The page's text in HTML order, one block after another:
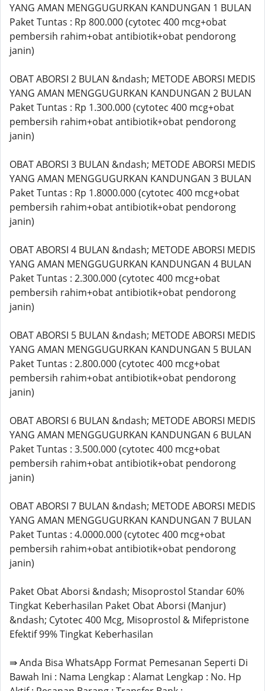
YANG AMAN MENGGUGURKAN KANDUNGAN 1 BULAN
Paket Tuntas : Rp 800.000 (cytotec 400 mcg+obat
pembersih rahim+obat antibiotik+obat pendorong
janin)
OBAT ABORSI 2 BULAN &ndash; METODE ABORSI MEDIS
YANG AMAN MENGGUGURKAN KANDUNGAN 2 BULAN
Paket Tuntas : Rp 1.300.000 (cytotec 400 mcg+obat
pembersih rahim+obat antibiotik+obat pendorong
janin)
OBAT ABORSI 3 BULAN &ndash; METODE ABORSI MEDIS
YANG AMAN MENGGUGURKAN KANDUNGAN 3 BULAN
Paket Tuntas : Rp 1.8000.000 (cytotec 400 mcg+obat
pembersih rahim+obat antibiotik+obat pendorong
janin)
OBAT ABORSI 4 BULAN &ndash; METODE ABORSI MEDIS
YANG AMAN MENGGUGURKAN KANDUNGAN 4 BULAN
Paket Tuntas : 2.300.000 (cytotec 400 mcg+obat
pembersih rahim+obat antibiotik+obat pendorong
janin)
OBAT ABORSI 5 BULAN &ndash; METODE ABORSI MEDIS
YANG AMAN MENGGUGURKAN KANDUNGAN 5 BULAN
Paket Tuntas : 2.800.000 (cytotec 400 mcg+obat
pembersih rahim+obat antibiotik+obat pendorong
janin)
OBAT ABORSI 6 BULAN &ndash; METODE ABORSI MEDIS
YANG AMAN MENGGUGURKAN KANDUNGAN 6 BULAN
Paket Tuntas : 3.500.000 (cytotec 400 mcg+obat
pembersih rahim+obat antibiotik+obat pendorong
janin)
OBAT ABORSI 7 BULAN &ndash; METODE ABORSI MEDIS
YANG AMAN MENGGUGURKAN KANDUNGAN 7 BULAN
Paket Tuntas : 4.0000.000 (cytotec 400 mcg+obat
pembersih rahim+obat antibiotik+obat pendorong
janin)
Paket Obat Aborsi &ndash; Misoprostol Standar 60%
Tingkat Keberhasilan Paket Obat Aborsi (Manjur)
&ndash; Cytotec 400 Mcg, Misoprostol & Mifepristone
Efektif 99% Tingkat Keberhasilan
⇛ Anda Bisa WhatsApp Format Pemesanan Seperti Di
Bawah Ini : Nama Lengkap : Alamat Lengkap : No. Hp